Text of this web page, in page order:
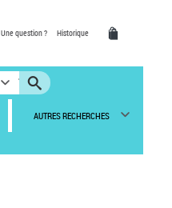
Une question ? Historique
AUTRES RECHERCHES